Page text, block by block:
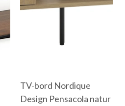
TV-bord Nordique
Design Pensacola natur